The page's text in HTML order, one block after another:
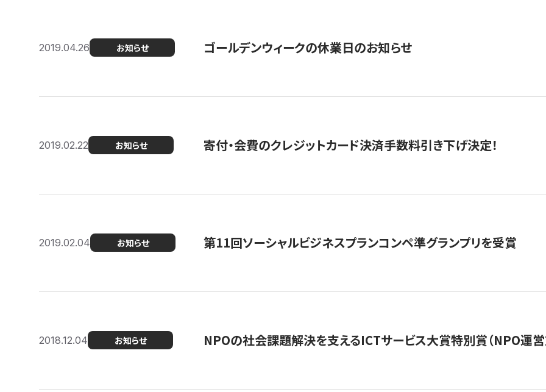
2019.04.26 お知らせ ゴールデンウィークの休業日のお知らせ
2019.02.22 お知らせ 寄付・会費のクレジットカード決済手数料引き下げ決定！
2019.02.04 お知らせ 第11回ソーシャルビジネスプランコンペ準グランプリを受賞
2018.12.04 お知らせ NPOの社会課題解決を支えるICTサービス大賞特別賞（NPO運